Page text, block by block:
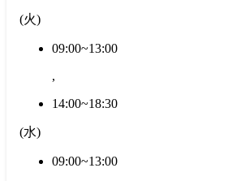
(火)
09:00~13:00
,
14:00~18:30
(水)
09:00~13:00